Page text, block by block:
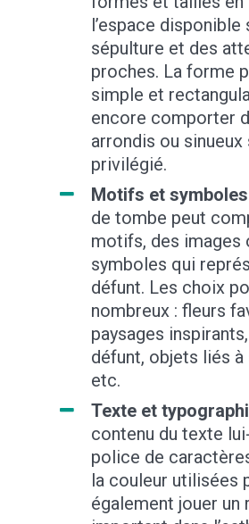
l’espace disponible
sépulture et des
proches. La forme
simple et
encore comporter
arrondis ou
privilégié.
Motifs et
de tombe peut
motifs, des images
symboles qui
défunt. Les choix
nombreux : fleurs
paysages
défunt, objets liés à
etc.
Texte et
contenu du texte
police de
la couleur utilisées
également jouer un